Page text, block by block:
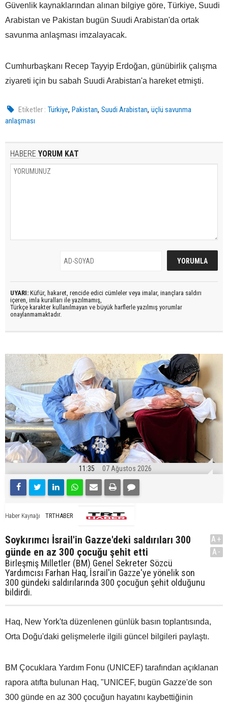
Güvenlik kaynaklarından alınan bilgiye göre, Türkiye, Suudi
Arabistan ve Pakistan bugün Suudi Arabistan'da ortak
savunma anlaşması imzalayacak.
Cumhurbaşkanı Recep Tayyip Erdoğan, günübirlik çalışma
ziyareti için bu sabah Suudi Arabistan'a hareket etmişti.
Etiketler : Türkiye,Pakistan,Suudi Arabistan,üçlü savunma
anlaşması
HABERE YORUM KAT
UYARI: Küfür, hakaret, rencide edici cümleler veya imalar, inançlara saldırı
içeren, imla kuralları ile yazılmamış,
Türkçe karakter kullanılmayan ve büyük harflerle yazılmış yorumlar
onaylanmamaktadır.
11:35 07 Ağustos 2026
Haber Kaynağı TRTHABER
Soykırımcı İsrail'in Gazze'deki saldırıları 300
günde en az 300 çocuğu şehit etti
Birleşmiş Milletler (BM) Genel Sekreter Sözcü
Yardımcısı Farhan Haq, İsrail'in Gazze'ye yönelik son
300 gündeki saldırılarında 300 çocuğun şehit olduğunu
bildirdi.
A+
A-
Haq, New York'ta düzenlenen günlük basın toplantısında,
Orta Doğu'daki gelişmelerle ilgili güncel bilgileri paylaştı.
BM Çocuklara Yardım Fonu (UNICEF) tarafından açıklanan
rapora atıfta bulunan Haq, "UNICEF, bugün Gazze'de son
300 günde en az 300 çocuğun hayatını kaybettiğinin